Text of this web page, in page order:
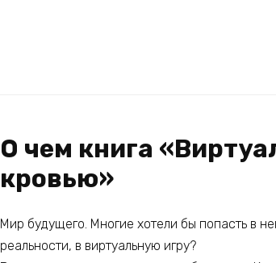
О чем книга
кровью»
Мир будущего. Многие хотели бы попасть в
реальности, в виртуальную игру?